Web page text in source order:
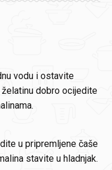
vodu i ostavite
dobro ocijedite
u pripremljene čaše
stavite u hladnjak.